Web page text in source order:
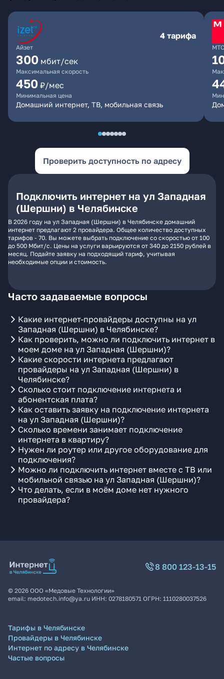
Айзет
4 тарифа
300 мбит/сек
Максимальная скорость
450 ₽/мес
Минимальная цена
Домашний интернет, ТВ, мобильная связь
МТС
Проверить доступность по адресу
Подключить интернет на ул Западная
(Шершни) в Челябинске
В 2026 году на ул Западная (Шершни) в Челябинске домашний
интернет предлагают 2 провайдера. Общее количество доступных
тарифов - 70. Вы можете выбрать подключение со скоростью от 100
до 500 Мбит/с. Цены на услуги варьируются от 340 до 2150 рублей в
месяц. Подайте заявку на подходящий тариф, учитывая
необходимые опции и стоимость.
Часто задаваемые вопросы
Какие интернет-провайдеры доступны на ул
Западная (Шершни) в Челябинске?
Как проверить, можно ли подключить интернет в
моем доме на ул Западная (Шершни)?
Какие скорости интернета предлагают
провайдеры на ул Западная (Шершни) в
Челябинске?
Сколько стоит подключение интернета и
абонентская плата?
Как оставить заявку на подключение интернета
на ул Западная (Шершни)?
Сколько времени занимает подключение
интернета в квартиру?
Нужен ли роутер или другое оборудование для
подключения?
Можно ли подключить интернет вместе с ТВ или
мобильной связью на ул Западная (Шершни)?
Что делать, если в моём доме нет нужного
провайдера?
8 800 123-13-15
© 2026 ООО «Медовые Технологии»
email: medotech.info@ya.ru ИНН: 0278180571 ОГРН: 1110280037526
Тарифы в Челябинске
Провайдеры в Челябинске
Интернет по адресу в Челябинске
Частые вопросы